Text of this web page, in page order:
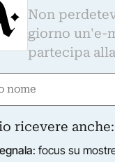
DI NERVI - GALLERIA
Zeni - Passworld
ospita la
Genova (GE) 12/11/2016
Non
giorno un'e-
partecipa
ricevere anche:
: focus su